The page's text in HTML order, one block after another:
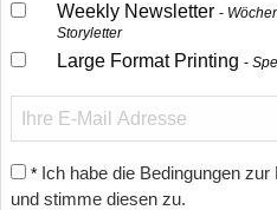
Weekly Newsletter
Storyletter
Large Format Printing
* Ich habe die Bedingungen
und stimme diesen zu.